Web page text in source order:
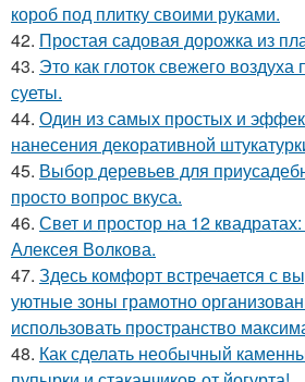
короб под плитку своими руками.
42. Простая садовая дорожка из
43. Это как глоток свежего воздуха
суеты.
44. Один из самых простых и
нанесения декоративной
45. Выбор деревьев для
просто вопрос вкуса.
46. Свет и простор на 12 квадратах:
Алексея Волкова.
47. Здесь комфорт встречается с
уютные зоны грамотно
использовать пространство
48. Как сделать необычный